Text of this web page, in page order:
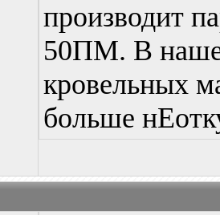
производит
50ПМ. В
кровельных
больше